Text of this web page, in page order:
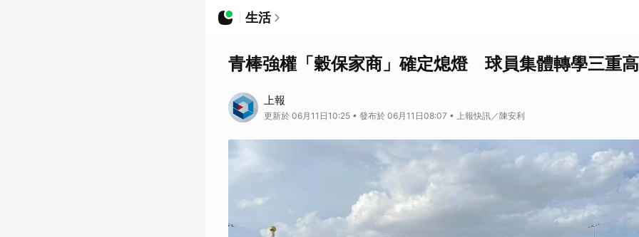
生活
青棒強權「穀保家商」確定熄燈 球員集體轉學三重
上報
更新於 06月11日10:25 • 發布於 06月11日08:07 • 上報快訊／陳安利